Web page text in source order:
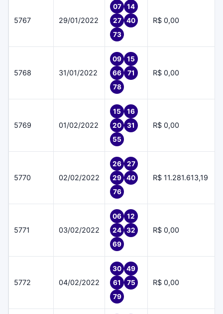
5767 29/01/2022
07
14
27
40
73
R$ 0,00
5768 31/01/2022
09
15
66
71
78
R$ 0,00
5769 01/02/2022
15
16
20
31
55
R$ 0,00
5770 02/02/2022
26
27
29
40
76
R$ 11.281.613,19
5771 03/02/2022
06
12
24
32
69
R$ 0,00
5772 04/02/2022
30
49
61
75
79
R$ 0,00